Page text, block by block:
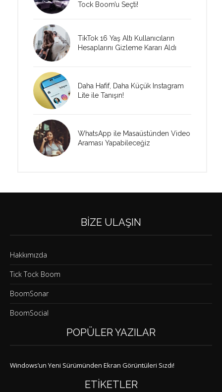
Tock Boom’u Seçti!
TikTok 16 Yaş Altı Kullanıcıların
Hesaplarını Gizleme Kararı Aldı
Daha Hafif, Daha Küçük Instagram
Lite ile Tanışın!
WhatsApp ile Masaüstünden Video
Araması Yapabileceğiz
BIZE ULAŞIN
Hakkımızda
Tick Tock Boom
BoomSonar
BoomSocial
POPÜLER YAZILAR
Windows’un Yeni Sürümünden Ekran Görüntüleri Sızdı!
ETIKETLER